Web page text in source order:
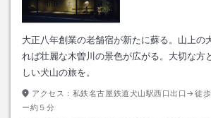
大正八年創業の老舗宿が新たに蘇る。山上の
れば壮麗な木曽川の景色が広がる。大切な方
しい犬山の旅を。
アクセス： 私鉄名古屋鉄道犬山駅西口出口→徒
ー約５分